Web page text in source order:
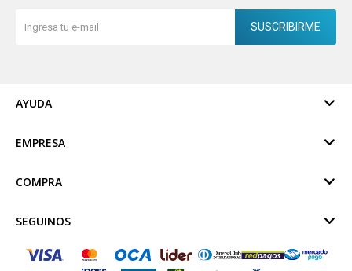
SUSCRIBIRME
AYUDA
EMPRESA
COMPRA
SEGUINOS